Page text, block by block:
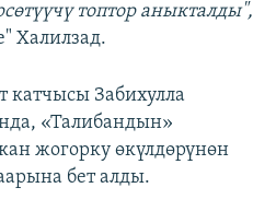
топтор аныкталды",
Халилзад.
Забихулла
«Талибандын»
жогорку өкүлдөрүнөн
бет алды.